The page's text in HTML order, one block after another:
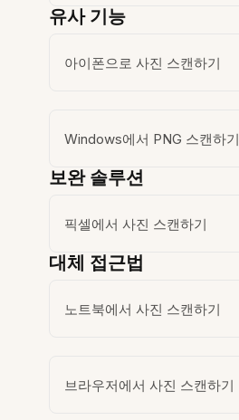
유사 기능
아이폰으로 사진 스캔하기
Windows에서 PNG 스캔하기
보완 솔루션
픽셀에서 사진 스캔하기
대체 접근법
노트북에서 사진 스캔하기
브라우저에서 사진 스캔하기